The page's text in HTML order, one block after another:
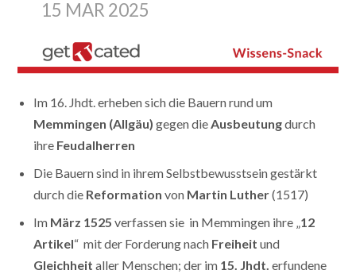
15 MAR 2025
Im 16. Jhdt. erheben sich die Bauern rund um
Memmingen (Allgäu) gegen dieAusbeutungdurch
ihre Feudalherren
Die Bauern sind in ihrem Selbstbewusstsein gestärkt
durch die Reformation von Martin Luther(1517)
Im März 1525 verfassen sie in Memmingen ihre „12
Artikel“ mit der Forderung nach Freiheit und
Gleichheit aller Menschen; der im 15. Jhdt. erfundene